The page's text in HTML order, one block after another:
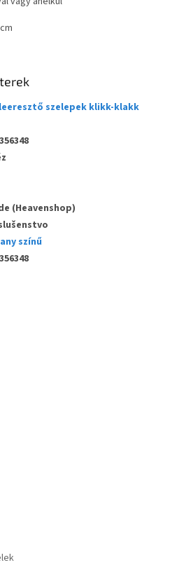
szelepek klikk-klakk
(Heavenshop)
színű